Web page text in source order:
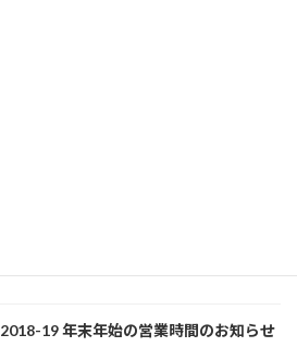
2018-19 年末年始の営業時間のお知らせ